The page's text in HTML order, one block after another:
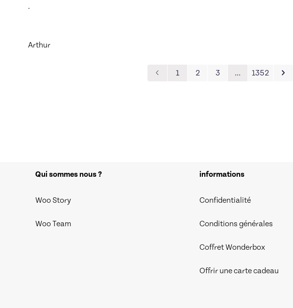
.
Arthur
1 2 3 … 1352
Qui sommes nous ?
Woo Story
Woo Team
informations
Confidentialité
Conditions générales
Coffret Wonderbox
Offrir une carte cadeau